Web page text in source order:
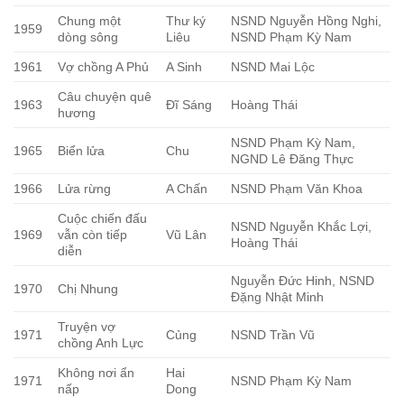
1959
Chung một
dòng sông
Thư ký
Liêu
NSND Nguyễn Hồng Nghi,
NSND Phạm Kỳ Nam
1961 Vợ chồng A Phủ A Sinh NSND Mai Lộc
1963
Câu chuyện quê
hương
Đĩ Sáng Hoàng Thái
1965 Biển lửa Chu
NSND Phạm Kỳ Nam,
NGND Lê Đăng Thực
1966 Lửa rừng A Chấn NSND Phạm Văn Khoa
1969
Cuộc chiến đấu
vẫn còn tiếp
diễn
Vũ Lân
NSND Nguyễn Khắc Lợi,
Hoàng Thái
1970 Chị Nhung
Nguyễn Đức Hinh, NSND
Đặng Nhật Minh
1971
Truyện vợ
chồng Anh Lực
Củng NSND Trần Vũ
1971
Không nơi ẩn
nấp
Hai
Dong
NSND Phạm Kỳ Nam